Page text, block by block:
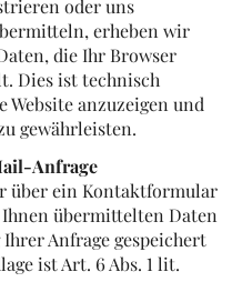
oder uns
erheben wir
die Ihr Browser
Dies ist technisch
anzuzeigen und
gewährleisten.
Anfrage
über ein Kontaktformular
übermittelten Daten
Anfrage gespeichert
ist Art. 6 Abs. 1 lit.